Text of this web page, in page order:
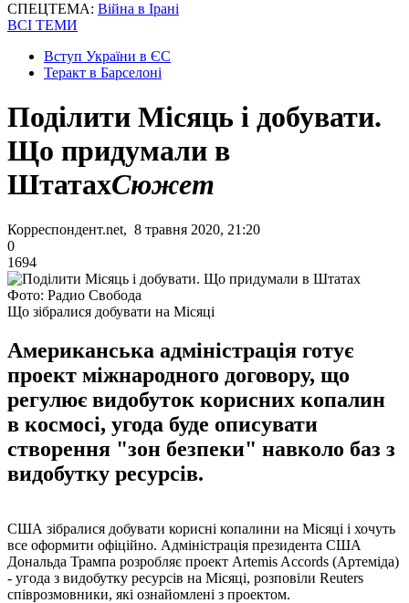
СПЕЦТЕМА: Війна в Ірані
ВСІ ТЕМИ
Вступ України в ЄС
Теракт в Барселоні
Поділити Місяць і добувати.
Що придумали в
ШтатахСюжет
Корреспондент.net, 8 травня 2020, 21:20
0
1694
Фото: Радио Свобода
Що зібралися добувати на Місяці
Американська адміністрація готує
проект міжнародного договору, що
регулює видобуток корисних копалин
в космосі, угода буде описувати
створення "зон безпеки" навколо баз з
видобутку ресурсів.
США зібралися добувати корисні копалини на Місяці і хочуть
все оформити офіційно. Адміністрація президента США
Дональда Трампа розробляє проект Artemis Accords (Артеміда)
- угода з видобутку ресурсів на Місяці, розповіли Reuters
співрозмовники, які ознайомлені з проектом.